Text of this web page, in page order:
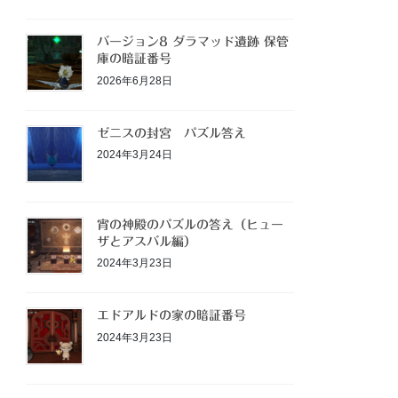
バージョン8 ダラマッド遺跡 保管
庫の暗証番号
2026年6月28日
ゼニスの封宮 パズル答え
2024年3月24日
宵の神殿のパズルの答え（ヒュー
ザとアスバル編）
2024年3月23日
エドアルドの家の暗証番号
2024年3月23日